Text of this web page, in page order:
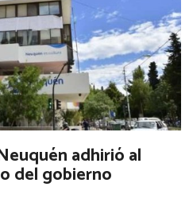
adhirió al
del gobierno